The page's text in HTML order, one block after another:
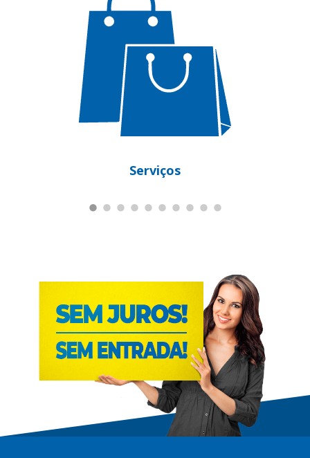
Motocicletas